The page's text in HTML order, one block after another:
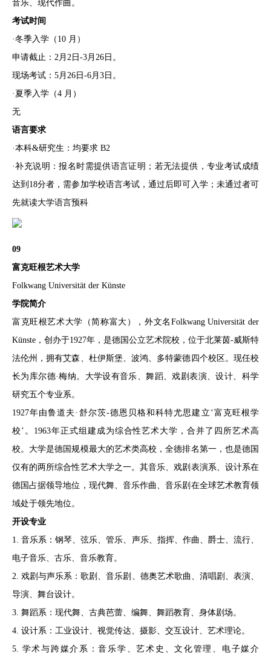
音乐、现代作曲。
考试时间
·冬季入学（10 月）
申请截止：2月2日-3月26日。
现场考试：5月26日-6月3日。
·夏季入学（4 月）
无
语言要求
·本科&研究生：均要求 B2
·补充说明：报名时需提供语言证明；若无法提供，专业考试成绩
达到18分者，需参加学校语言考试，通过后即可入学；未通过者可
先就读大学语言预科
09
富克旺根艺术大学
Folkwang Universität der Künste
学院简介
富克旺根艺术大学（简称富大），外文名Folkwang Universität der
Künste，创办于1927年，是德国公立艺术院校，位于北莱茵-威斯特
法伦州，拥有艾森、杜伊斯堡、波鸿、多特蒙德四个校区。现任校
长为库尔德·梅纳。大学设有音乐、舞蹈、戏剧表演、设计、科学
研究五个专业系。
1927年由鲁道夫·舒尔茨-德恩贝格和科特尤思建立‘富克旺根学
校’。1963年正式组建成为综合性艺术大学，合并了四所艺术高
校。大学是德国规模最大的艺术类高校，全德排名第一，也是德国
仅有的两所综合性艺术大学之一。其音乐、戏剧表演系、设计系在
德国占据领导地位，现代舞、音乐作曲、音乐剧在全球艺术教育领
域处于领先地位。
开设专业
1. 音乐系：钢琴、弦乐、管乐、声乐、指挥、作曲、爵士、流行、
电子音乐、古乐、音乐教育。
2. 戏剧与声乐系：歌剧、音乐剧、德奥艺术歌曲、清唱剧、表演、
导演、舞台设计。
3. 舞蹈系：现代舞、古典芭蕾、编舞、舞蹈教育、身体剧场。
4. 设计系：工业设计、视觉传达、摄影、交互设计、艺术理论。
5. 学术与跨媒介系：音乐学、艺术史、文化管理、电子媒介